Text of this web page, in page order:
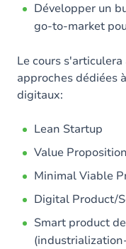
Développer un
go-to-market
Le cours
approches dédiées
digitaux:
Lean Startup
Value
Minimal Viable
Digital Product/
Smart product